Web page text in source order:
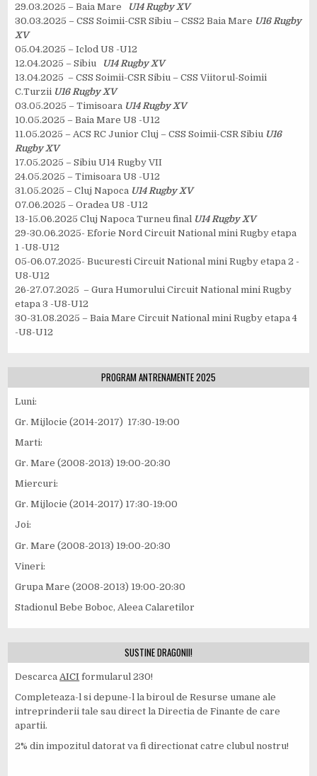
29.03.2025 – Baia Mare
U14 Rugby XV
30.03.2025 – CSS Soimii-CSR Sibiu – CSS2 Baia Mare U16 Rugby
XV
05.04.2025 – Iclod U8 -U12
12.04.2025 – Sibiu
U14 Rugby XV
13.04.2025 – CSS Soimii-CSR Sibiu – CSS Viitorul-Soimii
C.Turzii U16 Rugby XV
03.05.2025 – Timisoara U14 Rugby XV
10.05.2025 – Baia Mare U8 -U12
11.05.2025 – ACS RC Junior Cluj – CSS Soimii-CSR Sibiu U16
Rugby XV
17.05.2025 – Sibiu U14 Rugby VII
24.05.2025 – Timisoara U8 -U12
31.05.2025 – Cluj Napoca U14 Rugby XV
07.06.2025 – Oradea U8 -U12
13-15.06.2025 Cluj Napoca Turneu final U14 Rugby XV
29-30.06.2025- Eforie Nord Circuit National mini Rugby etapa
1 -U8-U12
05-06.07.2025- Bucuresti Circuit National mini Rugby etapa 2 -
U8-U12
26-27.07.2025 – Gura Humorului Circuit National mini Rugby
etapa 3 -U8-U12
30-31.08.2025 – Baia Mare Circuit National mini Rugby etapa 4
-U8-U12
PROGRAM ANTRENAMENTE 2025
Luni:
Gr. Mijlocie (2014-2017) 17:30-19:00
Marti:
Gr. Mare (2008-2013) 19:00-20:30
Miercuri:
Gr. Mijlocie (2014-2017) 17:30-19:00
Joi:
Gr. Mare (2008-2013) 19:00-20:30
Vineri:
Grupa Mare (2008-2013) 19:00-20:30
Stadionul Bebe Boboc, Aleea Calaretilor
SUSTINE DRAGONII!
Descarca AICI formularul 230!
Completeaza-l si depune-l la biroul de Resurse umane ale
intreprinderii tale sau direct la Directia de Finante de care
apartii.
2% din impozitul datorat va fi directionat catre clubul nostru!